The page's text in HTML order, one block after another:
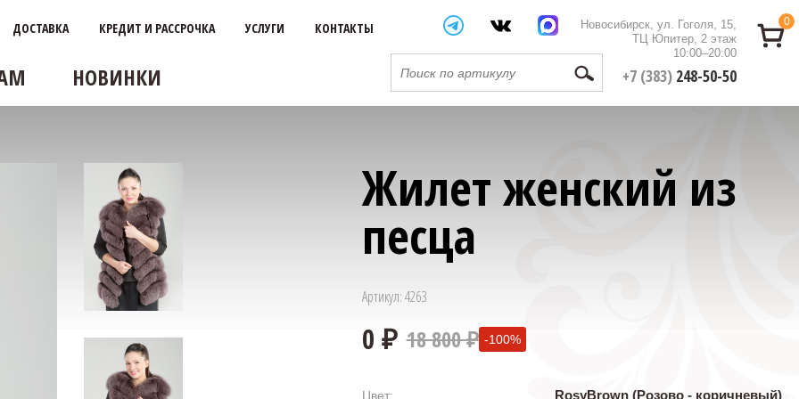
Новосибирск, ул. Гоголя, 15,
ТЦ Юпитер, 2 этаж
10:00–20:00
+7 (383) 248-50-50
ДОСТАВКА КРЕДИТ И РАССРОЧКА УСЛУГИ КОНТАКТЫ
НОВИНКИ
0
Жилет женский из
песца
Артикул: 4263
18 800 ₽ -100%
Цвет: RosyBrown (Розово - коричневый)